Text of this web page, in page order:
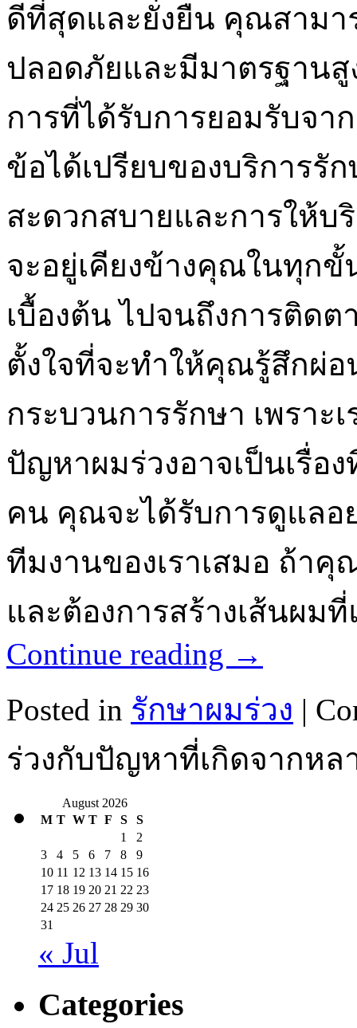
ดีที่สุดและยั่งยืน คุณสามา
ปลอดภัยและมีมาตรฐานสู
การที่ได้รับการยอมรับจา
ข้อได้เปรียบของบริการรั
สะดวกสบายและการให้บ
จะอยู่เคียงข้างคุณในทุก
เบื้องต้น ไปจนถึงการติด
ตั้งใจที่จะทำให้คุณรู้สึกผ่
กระบวนการรักษา เพราะ
ปัญหาผมร่วงอาจเป็นเรื่อ
คน คุณจะได้รับการดูแลอ
ทีมงานของเราเสมอ ถ้า
และต้องการสร้างเส้นผ
Continue reading →
Posted in รักษาผมร่วง |
ร่วงกับปัญหาที่เกิดจากหล
August 2026
M T W T F S
S
1
2
3
4 5 6 7 8
9
10 11 12 13 14 15 16
17 18 19 20 21 22 23
24 25 26 27 28 29 30
31
« Jul
Categories